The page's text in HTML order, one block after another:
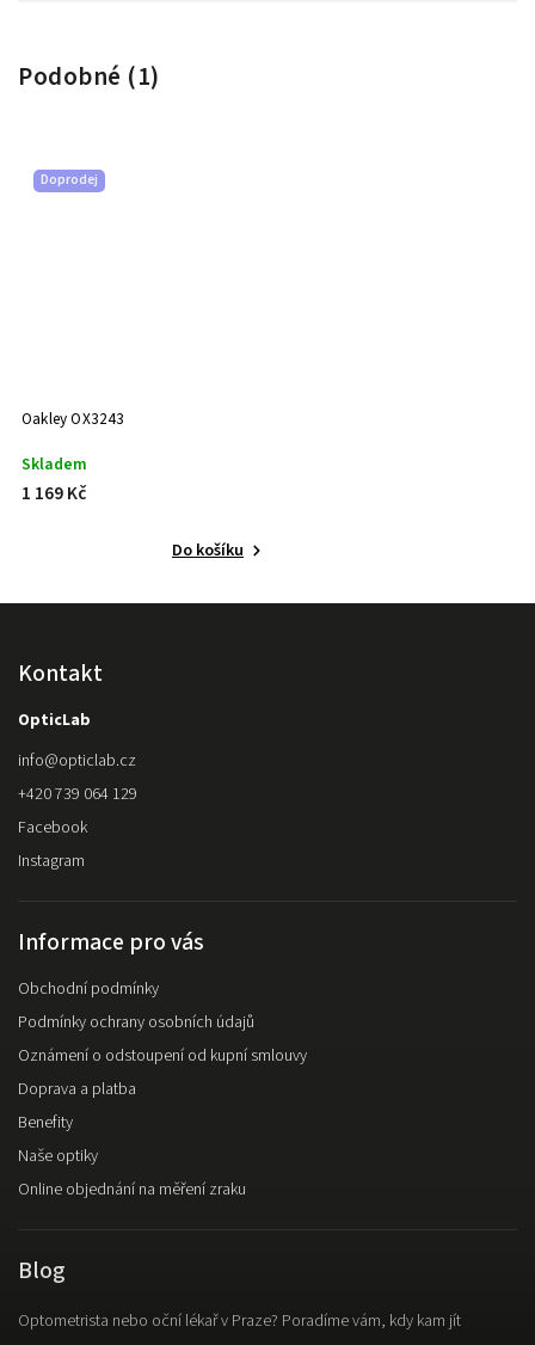
Podobné (1)
Doprodej
Oakley OX3243
Skladem
1 169 Kč
Do košíku
Kontakt
OpticLab
info@opticlab.cz
+420 739 064 129
Facebook
Instagram
Informace pro vás
Obchodní podmínky
Podmínky ochrany osobních údajů
Oznámení o odstoupení od kupní smlouvy
Doprava a platba
Benefity
Naše optiky
Online objednání na měření zraku
Blog
Optometrista nebo oční lékař v Praze? Poradíme vám, kdy kam jít